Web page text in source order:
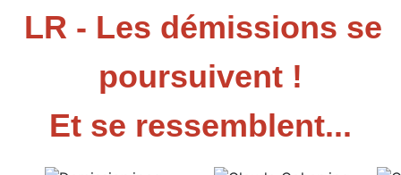
LR - Les démissions se
poursuivent !
Et se ressemblent...